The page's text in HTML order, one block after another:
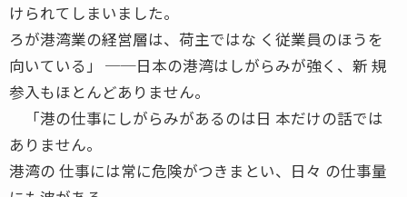
けられてしまいました。
ろが港湾業の経営層は、荷主ではな く従業員のほうを
向いている」 ──日本の港湾はしがらみが強く、新 規
参入もほとんどありません。
「港の仕事にしがらみがあるのは日 本だけの話では
ありません。
港湾の 仕事には常に危険がつきまとい、日々 の仕事量